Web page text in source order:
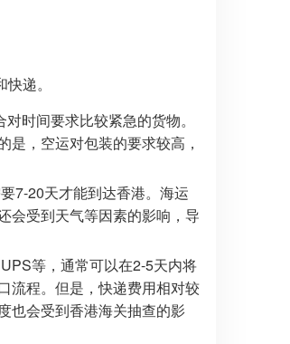
递。
时间要求比较紧急的货物。
，空运对包装的要求较高，
7-20天才能到达香港。海运
会受到天气等因素的影响，导
等，通常可以在2-5天内将
流程。但是，快递费用相对较
也会受到香港海关抽查的影